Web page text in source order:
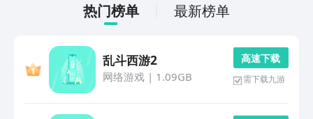
热门榜单 最新榜单
乱斗西游2
网络游戏| 1.09GB
高 速 下 载
需下载九游